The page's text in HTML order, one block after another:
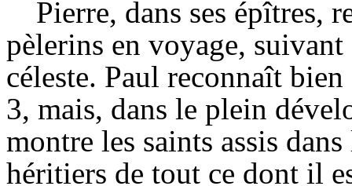
Pierre, dans ses épîtres,
pèlerins en voyage,
céleste. Paul reconnaît
3, mais, dans le plein
montre les saints assis
héritiers de tout ce dont il